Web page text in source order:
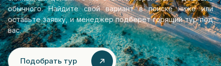
обычного. Найдите свой вариант в поиске ниже или
оставьте заявку, и менеджер подберёт горящий тур под
вас.
Подобрать тур